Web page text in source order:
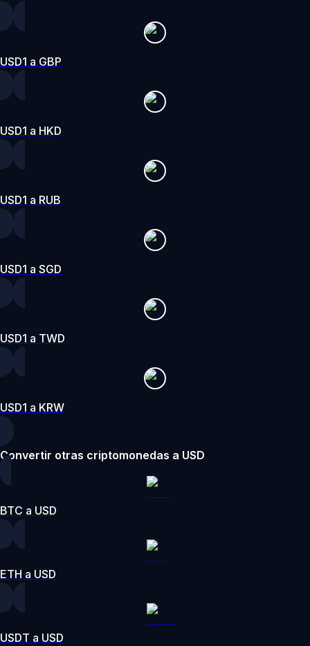
USD1 a GBP
USD1 a HKD
USD1 a RUB
USD1 a SGD
USD1 a TWD
USD1 a KRW
Convertir otras criptomonedas a USD
BTC a USD
ETH a USD
USDT a USD